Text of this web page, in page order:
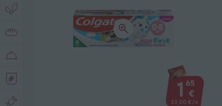
1 65
€
33,00 €/л